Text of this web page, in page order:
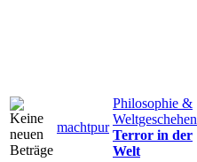
machtpur
Philosophie &
Weltgeschehen
Terror in der
Welt